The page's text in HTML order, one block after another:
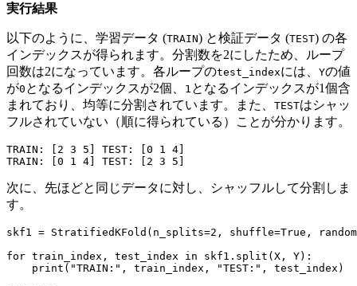
実行結果
以下のように、学習データ (TRAIN) と検証データ (TEST) の各
インデックスが得られます。分割数を2にしたため、ループ
回数は2になっています。各ループのtest_indexには、 Yの値
が0 となるインデックスが2個、 1 となるインデックスが1個含
まれており、均等に分割されています。また、 TESTはシャッ
フルされていない（順に得られている）ことが分かります。
TRAIN : [ 2 3 5 ] TEST : [0 1 4]
TRAIN : [0 1 4] TEST : [ 2 3 5 ]
次に、先ほどと同じデータに対し、シャッフルして分割しま
す。
skf1 = StratifiedKFold ( n_splits=2 , shuffle=True ,
for train_index , test_index in skf1 . split (X , Y):
print ( "TRAIN:" , train_index , "TEST:" , test_index )